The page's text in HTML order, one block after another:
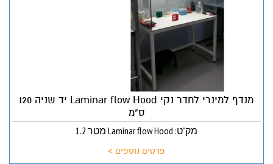
מנדף למינרי לחדר נקי Laminar flow Hood יד שניה 120
ס"מ
מק"ט: Laminar flow Hood מטר 1.2
פרטים נוספים >